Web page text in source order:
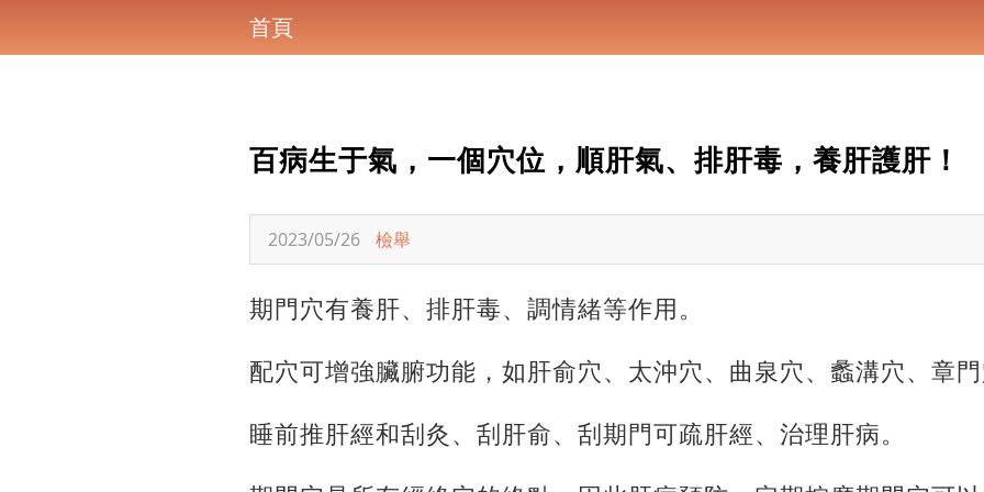
首頁
百病生于氣，一個穴位，順肝氣、排肝毒，養肝護肝！
2023/05/26 檢舉
期門穴有養肝、排肝毒、調情緒等作用。
配穴可增強臟腑功能，如肝俞穴、太沖穴、曲泉穴、蠡溝穴、章門
睡前推肝經和刮灸、刮肝俞、刮期門可疏肝經、治理肝病。